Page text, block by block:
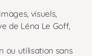
visuels,
de Léna Le Goff,
ou utilisation sans